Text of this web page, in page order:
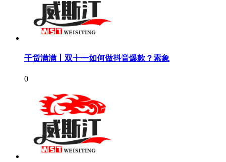
干货满满丨双十一如何做抖音爆款？索象
0